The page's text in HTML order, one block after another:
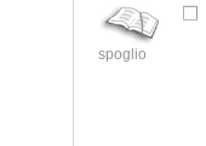
spoglio